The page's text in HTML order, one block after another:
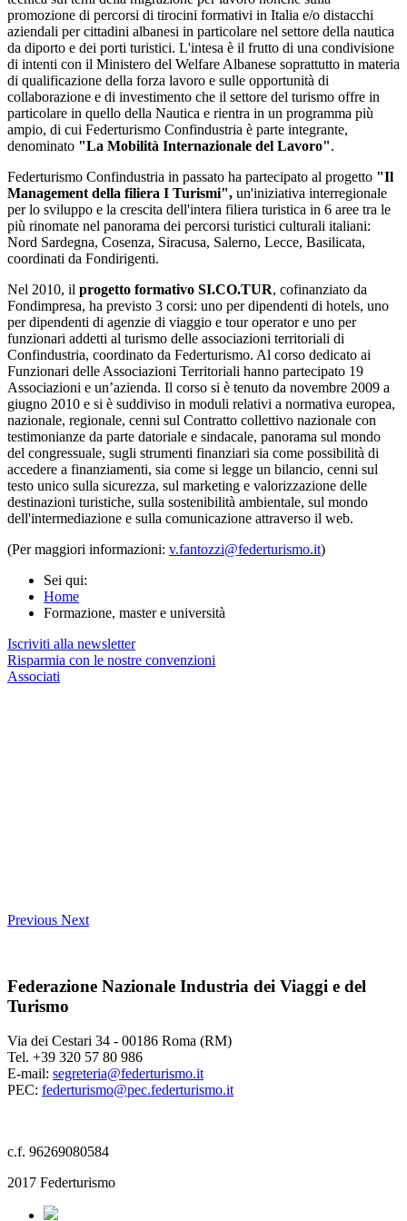
promozione di percorsi di tirocini formativi in Italia e/o distacchi
aziendali per cittadini albanesi in particolare nel settore della nautica
da diporto e dei porti turistici. L'intesa è il frutto di una condivisione
di intenti con il Ministero del Welfare Albanese soprattutto in materia
di qualificazione della forza lavoro e sulle opportunità di
collaborazione e di investimento che il settore del turismo offre in
particolare in quello della Nautica e rientra in un programma più
ampio, di cui Federturismo Confindustria è parte integrante,
denominato "La Mobilità Internazionale del Lavoro".
Federturismo Confindustria in passato ha partecipato al progetto "Il
Management della filiera I Turismi", un'iniziativa interregionale
per lo sviluppo e la crescita dell'intera filiera turistica in 6 aree tra le
più rinomate nel panorama dei percorsi turistici culturali italiani:
Nord Sardegna, Cosenza, Siracusa, Salerno, Lecce, Basilicata,
coordinati da Fondirigenti.
Nel 2010, il progetto formativo SI.CO.TUR, cofinanziato da
Fondimpresa, ha previsto 3 corsi: uno per dipendenti di hotels, uno
per dipendenti di agenzie di viaggio e tour operator e uno per
funzionari addetti al turismo delle associazioni territoriali di
Confindustria, coordinato da Federturismo. Al corso dedicato ai
Funzionari delle Associazioni Territoriali hanno partecipato 19
Associazioni e un’azienda. Il corso si è tenuto da novembre 2009 a
giugno 2010 e si è suddiviso in moduli relativi a normativa europea,
nazionale, regionale, cenni sul Contratto collettivo nazionale con
testimonianze da parte datoriale e sindacale, panorama sul mondo
del congressuale, sugli strumenti finanziari sia come possibilità di
accedere a finanziamenti, sia come si legge un bilancio, cenni sul
testo unico sulla sicurezza, sul marketing e valorizzazione delle
destinazioni turistiche, sulla sostenibilità ambientale, sul mondo
dell'intermediazione e sulla comunicazione attraverso il web.
(Per maggiori informazioni: v.fantozzi@federturismo.it)
Sei qui:
Home
Formazione, master e università
Iscriviti alla newsletter
Risparmia con le nostre convenzioni
Associati
Previous Next
Federazione Nazionale Industria dei Viaggi e del
Turismo
Via dei Cestari 34 - 00186 Roma (RM)
Tel. +39 320 57 80 986
E-mail: segreteria@federturismo.it
PEC: federturismo@pec.federturismo.it
c.f. 96269080584
2017 Federturismo